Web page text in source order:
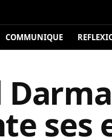
COMMUNIQUE
ses